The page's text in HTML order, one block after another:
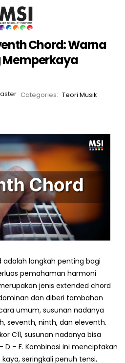
Chord: Warna
Categories: Teori Musik
langkah penting bagi
pemahaman harmoni
jenis extended chord
dan diberi tambahan
umum, susunan nadanya
seventh, ninth, dan eleventh.
C11, susunan nadanya bisa
D – F. Kombinasi ini menciptakan
seringkali penuh tensi,